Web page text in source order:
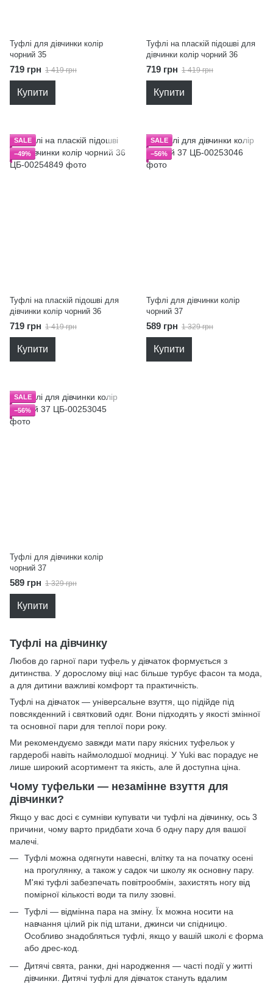
Туфлі для дівчинки колір
чорний 35
719 грн 1 419 грн
Купити
Туфлі на пласкій підошві для
дівчинки колір чорний 36
719 грн 1 419 грн
Купити
SALE
−49%
Туфлі на пласкій підошві для
дівчинки колір чорний 36
719 грн 1 419 грн
Купити
SALE
−56%
Туфлі для дівчинки колір
чорний 37
589 грн 1 329 грн
Купити
SALE
−56%
Туфлі для дівчинки колір
чорний 37
589 грн 1 329 грн
Купити
Туфлі на дівчинку
Любов до гарної пари туфель у дівчаток формується з
дитинства. У дорослому віці нас більше турбує фасон та мода,
а для дитини важливі комфорт та практичність.
Туфлі на дівчаток — універсальне взуття, що підійде під
повсякденний і святковий одяг. Вони підходять у якості змінної
та основної пари для теплої пори року.
Ми рекомендуємо завжди мати пару якісних туфельок у
гардеробі навіть наймолодшої модниці. У Yuki вас порадує не
лише широкий асортимент та якість, але й доступна ціна.
Чому туфельки — незамінне взуття для
дівчинки?
Якщо у вас досі є сумніви купувати чи туфлі на дівчинку, ось 3
причини, чому варто придбати хоча б одну пару для вашої
малечі.
Туфлі можна одягнути навесні, влітку та на початку осені
на прогулянку, а також у садок чи школу як основну пару.
М'які туфлі забезпечать повітрообмін, захистять ногу від
помірної кількості води та пилу ззовні.
Туфлі — відмінна пара на зміну. Їх можна носити на
навчання цілий рік під штани, джинси чи спідницю.
Особливо знадобляться туфлі, якщо у вашій школі є форма
або дрес-код.
Дитячі свята, ранки, дні народження — часті події у житті
дівчинки. Дитячі туфлі для дівчаток стануть вдалим